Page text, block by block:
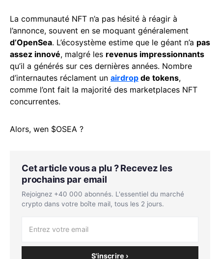
La communauté NFT n’a pas hésité à réagir à
l’annonce, souvent en se moquant généralement
d’OpenSea. L’écosystème estime que le géant n’a pas
assez innové, malgré les revenus impressionnants
qu’il a générés sur ces dernières années. Nombre
d’internautes réclament un airdrop de tokens,
comme l’ont fait la majorité des marketplaces NFT
concurrentes.
Alors, wen $OSEA ?
Cet article vous a plu ? Recevez les
prochains par email
Rejoignez +40 000 abonnés. L'essentiel du marché
crypto dans votre boîte mail, tous les 2 jours.
S'inscrire ›